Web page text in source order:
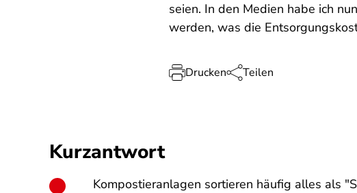
seien. In den Medien habe ich
werden, was die
Drucken Teilen
Kurzantwort
Kompostieranlagen sortieren häufig alles als